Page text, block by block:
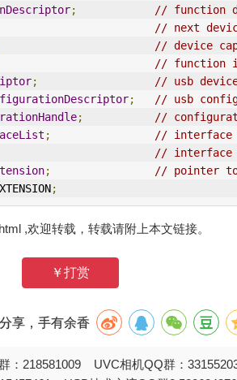
;
// function
// next
// device
// function
;
// usb
;
// usb
;
//
;
//
// interface
;
// pointer
;
,欢迎转载，转载请附上本文链接。
￥打赏
享，手有余香
：218581009 UVC相机QQ群：